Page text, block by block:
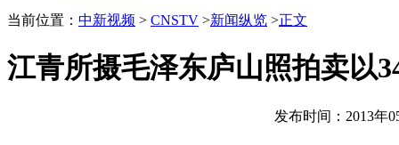
当前位置： 中新视频 > CNSTV >新闻纵览 >正文
江青所摄毛泽东庐山照拍卖以
发布时间：2013年